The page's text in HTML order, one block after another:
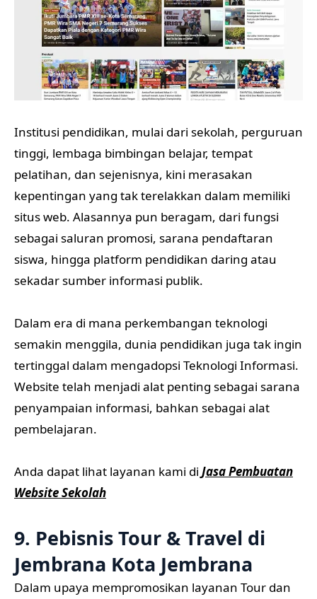
Institusi pendidikan, mulai dari sekolah, perguruan
tinggi, lembaga bimbingan belajar, tempat
pelatihan, dan sejenisnya, kini merasakan
kepentingan yang tak terelakkan dalam memiliki
situs web. Alasannya pun beragam, dari fungsi
sebagai saluran promosi, sarana pendaftaran
siswa, hingga platform pendidikan daring atau
sekadar sumber informasi publik.
Dalam era di mana perkembangan teknologi
semakin menggila, dunia pendidikan juga tak ingin
tertinggal dalam mengadopsi Teknologi Informasi.
Website telah menjadi alat penting sebagai sarana
penyampaian informasi, bahkan sebagai alat
pembelajaran.
Anda dapat lihat layanan kami di Jasa Pembuatan
Website Sekolah
9. Pebisnis Tour & Travel di
Jembrana Kota Jembrana
Dalam upaya mempromosikan layanan Tour dan